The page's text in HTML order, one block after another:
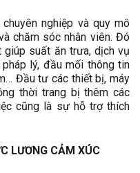
nghiệp và quy mô
chăm sóc nhân viên. Đó
suất ăn trưa, dịch vụ
lý, đầu mối thông tin
Đầu tư các thiết bị, máy
thời trang bị thêm các
cũng là sự hỗ trợ thích
LƯƠNG CẢM XÚC